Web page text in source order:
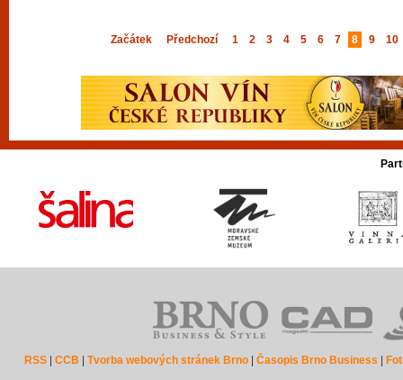
Začátek Předchozí 1 2 3 4 5 6 7 8 9 10
RSS |CCB |Tvorba webových stránek Brno |Časopis Brno Business